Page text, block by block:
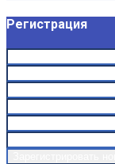
Регистрация